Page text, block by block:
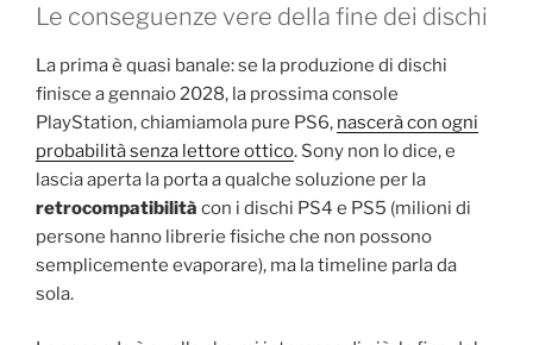
Le conseguenze vere della fine dei dischi
La prima è quasi banale: se la produzione di dischi
finisce a gennaio 2028, la prossima console
PlayStation, chiamiamola pure PS6, nascerà con ogni
probabilità senza lettore ottico. Sony non lo dice, e
lascia aperta la porta a qualche soluzione per la
retrocompatibilità con i dischi PS4 e PS5 (milioni di
persone hanno librerie fisiche che non possono
semplicemente evaporare), ma la timeline parla da
sola.